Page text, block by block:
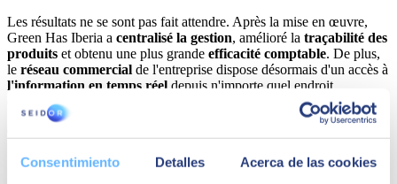
Consentimiento Detalles Acerca de las cookies
Les résultats ne se sont pas fait attendre. Après la mise en œuvre,
Green Has Iberia a centralisé la gestion, amélioré la traçabilité des
produits et obtenu une plus grande efficacité comptable. De plus,
le réseau commercial de l'entreprise dispose désormais d'un accès à
l'information en temps réel depuis n'importe quel endroit,
optimisant ainsi sa capacité de réponse.